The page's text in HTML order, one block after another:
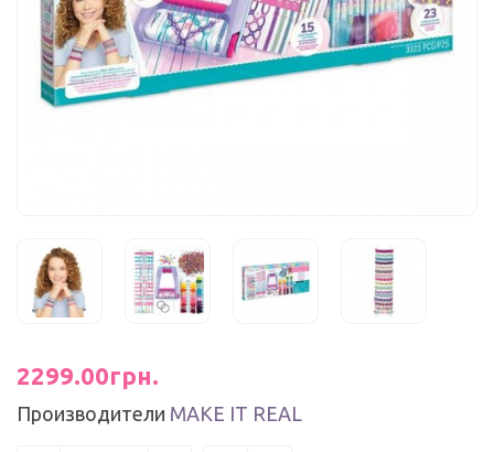
2299.00грн.
Производители MAKE IT REAL